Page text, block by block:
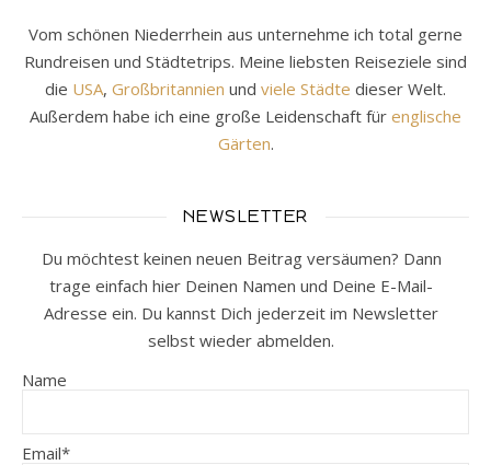
Vom schönen Niederrhein aus unternehme ich total gerne
Rundreisen und Städtetrips. Meine liebsten Reiseziele sind
die USA, Großbritannien und viele Städte dieser Welt.
Außerdem habe ich eine große Leidenschaft für englische
Gärten.
NEWSLETTER
Du möchtest keinen neuen Beitrag versäumen? Dann
trage einfach hier Deinen Namen und Deine E-Mail-
Adresse ein. Du kannst Dich jederzeit im Newsletter
selbst wieder abmelden.
Name
Email*